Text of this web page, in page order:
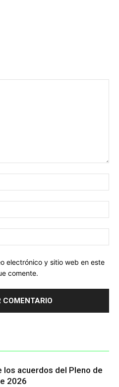
electrónico y sitio web en este
comente.
los acuerdos del Pleno de
2026